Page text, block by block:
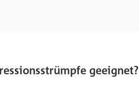
geeignet?